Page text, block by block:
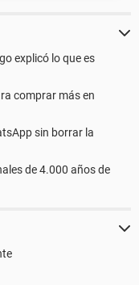
explicó lo que es
comprar más en
sin borrar la
de 4.000 años de